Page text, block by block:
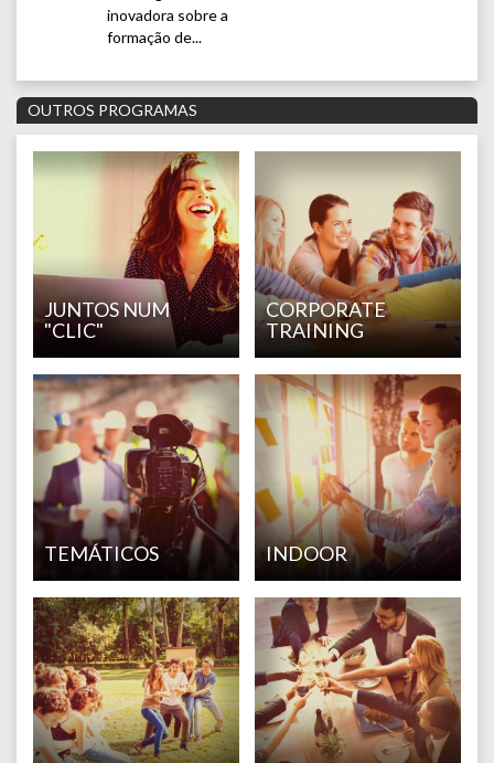
inovadora sobre a
formação de...
OUTROS PROGRAMAS
JUNTOS NUM
"CLIC"
CORPORATE
TRAINING
TEMÁTICOS INDOOR